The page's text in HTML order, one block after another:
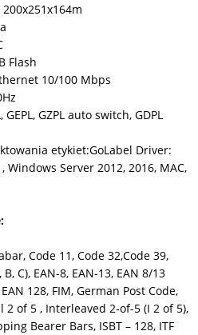
Flash
10/100 Mbps
GZPL auto switch, GDPL
etykiet:GoLabel Driver:
Windows Server 2012, 2016, MAC,
Code 11, Code 32,Code 39,
C), EAN-8, EAN-13, EAN 8/13
128, FIM, German Post Code,
2 of 5 , Interleaved 2-of-5 (I 2 of 5),
Bearer Bars, ISBT – 128, ITF